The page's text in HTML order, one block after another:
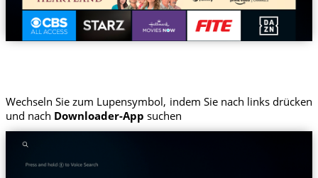
Wechseln Sie zum Lupensymbol, indem Sie nach links drücken
und nach Downloader-App suchen